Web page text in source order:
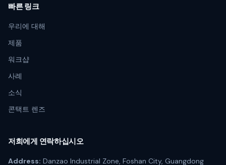
빠른 링크
우리에 대해
제품
워크샵
사례
소식
콘택트 렌즈
저희에게 연락하십시오
Address: Danzao Industrial Zone, Foshan City, Guangdong